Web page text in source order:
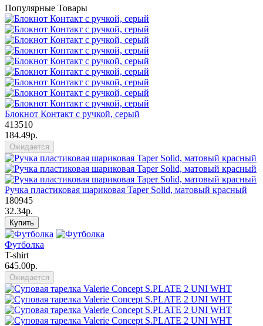
Популярные Товары
Блокнот Контакт с ручкой, серый
413510
184.49р.
Ожидается
Ручка пластиковая шариковая Taper Solid, матовый красный
180945
32.34р.
Купить
Футболка
T-shirt
645.00р.
Ожидается